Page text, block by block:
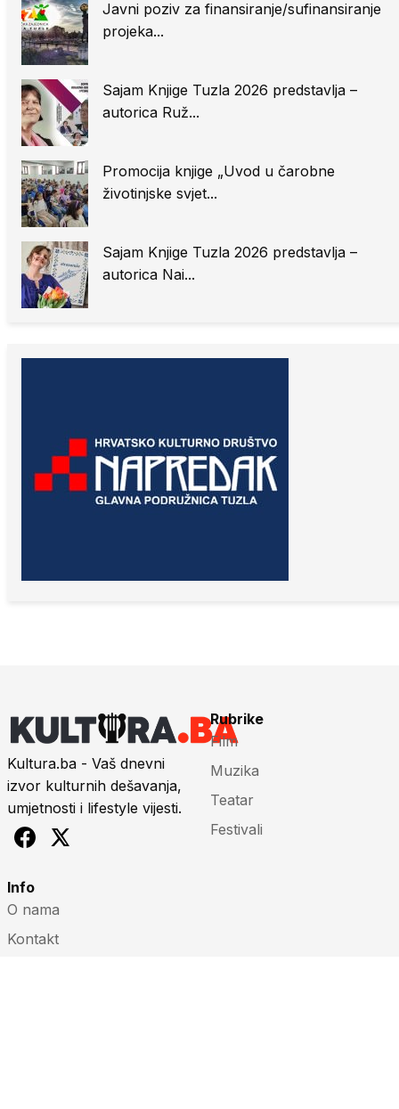
Javni poziv za finansiranje/sufinansiranje
projeka...
Sajam Knjige Tuzla 2026 predstavlja –
autorica Ruž...
Promocija knjige „Uvod u čarobne
životinjske svjet...
Sajam Knjige Tuzla 2026 predstavlja –
autorica Nai...
Kultura.ba - Vaš dnevni
izvor kulturnih dešavanja,
umjetnosti i lifestyle vijesti.
Rubrike
Film
Muzika
Teatar
Festivali
Info
O nama
Kontakt